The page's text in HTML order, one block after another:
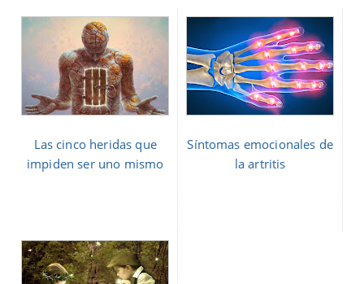
Las cinco heridas que
impiden ser uno mismo
Síntomas emocionales de
la artritis